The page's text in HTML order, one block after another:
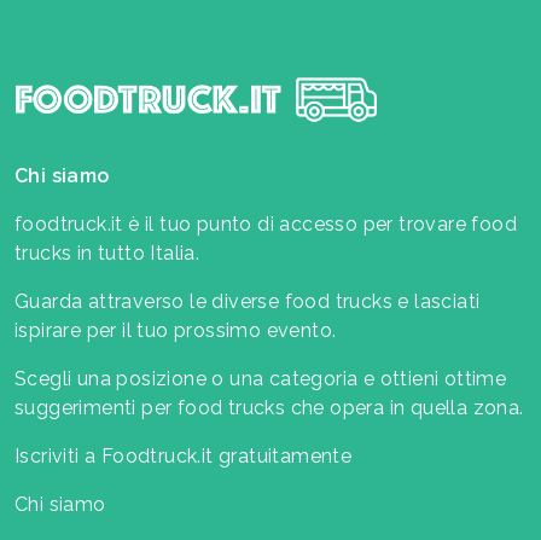
Chi siamo
foodtruck.it è il tuo punto di accesso per trovare food
trucks in tutto Italia.
Guarda attraverso le diverse food trucks e lasciati
ispirare per il tuo prossimo evento.
Scegli una posizione o una categoria e ottieni ottime
suggerimenti per food trucks che opera in quella zona.
Iscriviti a Foodtruck.it gratuitamente
Chi siamo